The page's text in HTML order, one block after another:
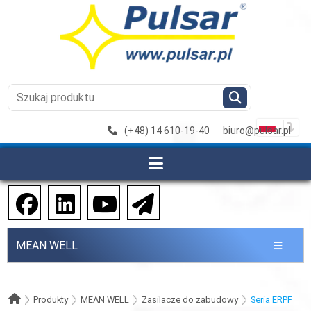
(+48) 14 610-19-40 biuro@pulsar.pl
MEAN WELL
Produkty MEAN WELL Zasilacze do zabudowy Seria ERPF